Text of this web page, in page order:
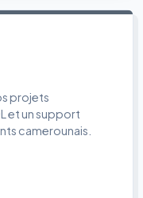
projets
et un support
camerounais.